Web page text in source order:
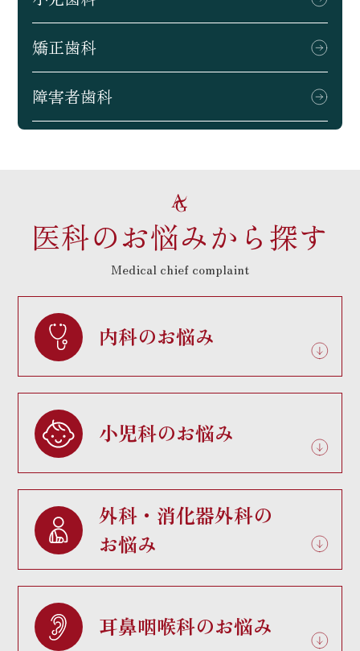
矯正歯科
障害者歯科
医科のお悩みから探す
Medical chief complaint
内科のお悩み
小児科のお悩み
外科・消化器外科の
お悩み
耳鼻咽喉科のお悩み